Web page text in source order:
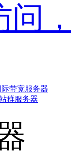
问
带宽服务器
群服务器